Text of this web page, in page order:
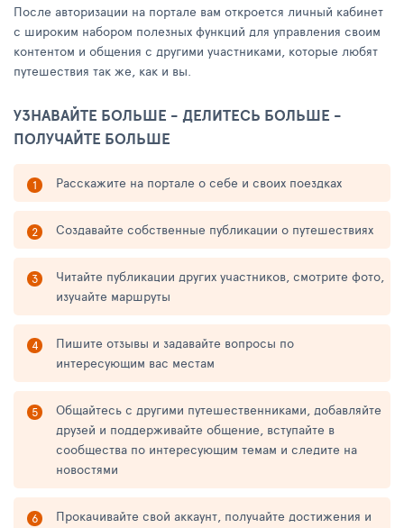
После авторизации на портале вам откроется личный кабинет
с широким набором полезных функций для управления своим
контентом и общения с другими участниками, которые любят
путешествия так же, как и вы.
УЗНАВАЙТЕ БОЛЬШЕ - ДЕЛИТЕСЬ БОЛЬШЕ -
ПОЛУЧАЙТЕ БОЛЬШЕ
Расскажите на портале о себе и своих поездках
Создавайте собственные публикации о путешествиях
Читайте публикации других участников, смотрите фото,
изучайте маршруты
Пишите отзывы и задавайте вопросы по
интересующим вас местам
Общайтесь с другими путешественниками, добавляйте
друзей и поддерживайте общение, вступайте в
сообщества по интересующим темам и следите на
новостями
Прокачивайте свой аккаунт, получайте достижения и